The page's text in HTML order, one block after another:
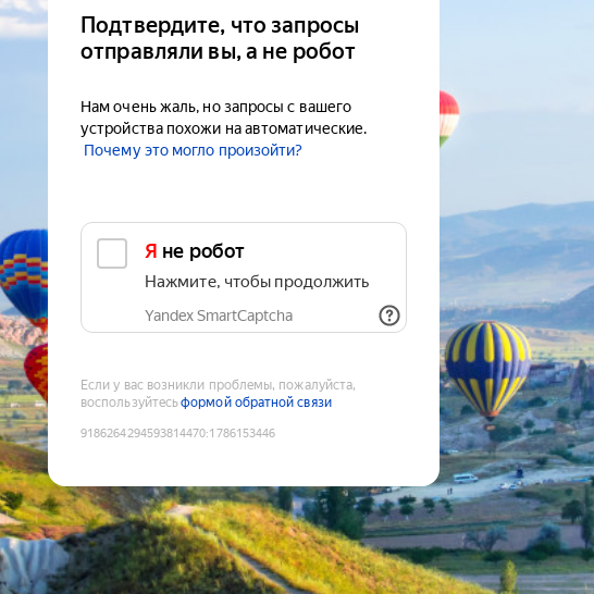
Подтвердите, что запросы
отправляли вы, а не робот
Нам очень жаль, но запросы с вашего
устройства похожи на автоматические.
Почему это могло произойти?
Я не робот
Нажмите, чтобы продолжить
Yandex SmartCaptcha
Если у вас возникли проблемы, пожалуйста,
воспользуйтесьформой обратной связи
9186264294593814470:1786153446